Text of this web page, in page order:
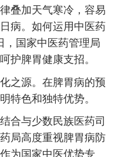
叠加天气寒冷，容易
病。如何运用中医药
，国家中医药管理局
护脾胃健康支招。
之源。在脾胃病的预
特色和独特优势。
合与少数民族医药司
局高度重视脾胃病防
为国家中医优势专